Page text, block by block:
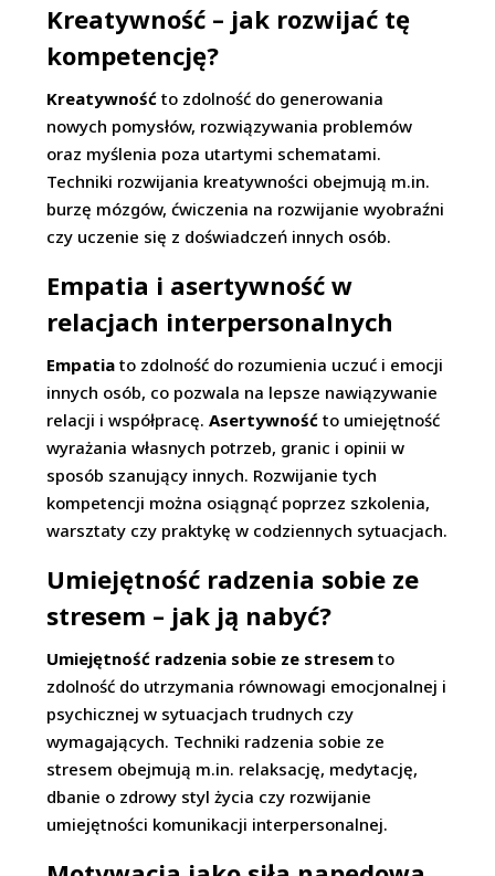
Kreatywność – jak rozwijać tę
kompetencję?
Kreatywność to zdolność do generowania
nowych pomysłów, rozwiązywania problemów
oraz myślenia poza utartymi schematami.
Techniki rozwijania kreatywności obejmują m.in.
burzę mózgów, ćwiczenia na rozwijanie wyobraźni
czy uczenie się z doświadczeń innych osób.
Empatia i asertywność w
relacjach interpersonalnych
Empatia to zdolność do rozumienia uczuć i emocji
innych osób, co pozwala na lepsze nawiązywanie
relacji i współpracę.Asertywność to umiejętność
wyrażania własnych potrzeb, granic i opinii w
sposób szanujący innych. Rozwijanie tych
kompetencji można osiągnąć poprzez szkolenia,
warsztaty czy praktykę w codziennych sytuacjach.
Umiejętność radzenia sobie ze
stresem – jak ją nabyć?
Umiejętność radzenia sobie ze stresem to
zdolność do utrzymania równowagi emocjonalnej i
psychicznej w sytuacjach trudnych czy
wymagających. Techniki radzenia sobie ze
stresem obejmują m.in. relaksację, medytację,
dbanie o zdrowy styl życia czy rozwijanie
umiejętności komunikacji interpersonalnej.